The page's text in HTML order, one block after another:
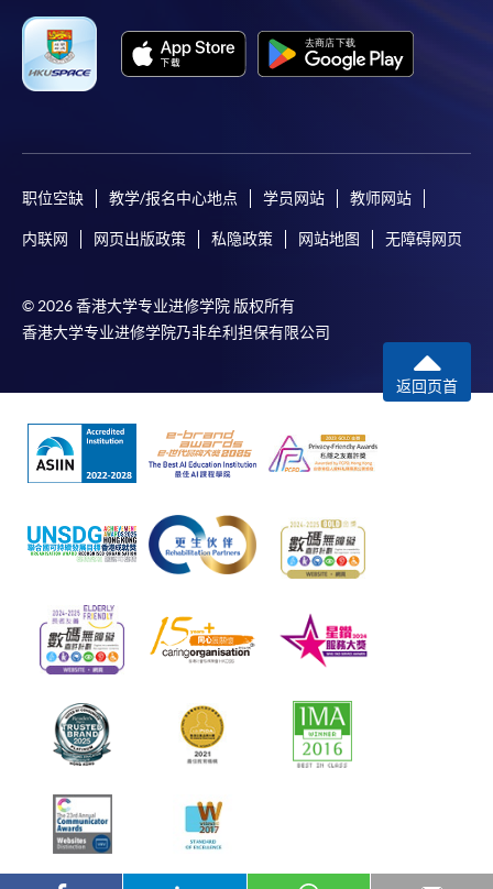
职位空缺 教学/报名中心地点 学员网站 教师网站
内联网 网页出版政策 私隐政策 网站地图 无障碍网页
© 2026 香港大学专业进修学院 版权所有
香港大学专业进修学院乃非牟利担保有限公司
返回页首